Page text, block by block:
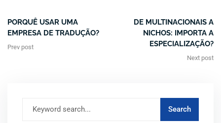
PORQUÊ USAR UMA
EMPRESA DE TRADUÇÃO?
Prev post
DE MULTINACIONAIS A
NICHOS: IMPORTA A
ESPECIALIZAÇÃO?
Next post